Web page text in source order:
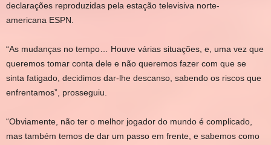
declarações reproduzidas pela estação televisiva norte-
americana ESPN
“As mudanças no tempo… Houve várias situações, e, uma vez que
queremos tomar conta dele e não queremos fazer com que se
sinta fatigado, decidimos dar-lhe descanso, sabendo os riscos que
enfrentamos”, prosseguiu.
“Obviamente, não ter o melhor jogador do mundo é complicado,
mas também temos de dar um passo em frente, e sabemos como